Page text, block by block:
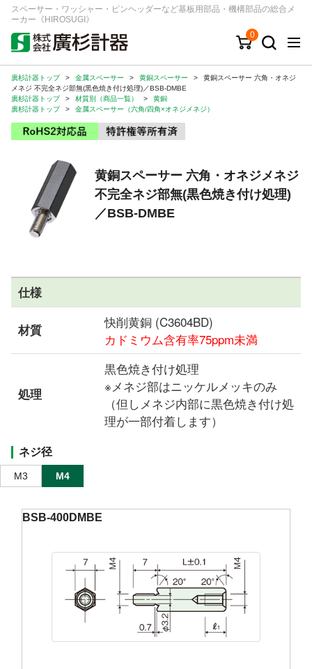
スペーサー・ワッシャー・ピンヘッダーなど基板用部品・機構部品の総合メ
ーカー《HIROSUGI》
0
キーワード 品番/シリーズ
商品カテゴリから探す
ジャンルから探す
シリーズから探す
ログイン
注文・見積りについて
お問い合わせ窓口
会社情報
廣杉計器トップ > 金属スペーサー > 黄銅スペーサー >
黄銅スペーサー 六角・オネジ
メネジ 不完全ネジ部無(黒色焼き付け処理)／BSB-DMBE
廣杉計器トップ
> 材質別（商品一覧） >
黄銅
廣杉計器トップ
> 金属スペーサー（六角/四角×オネジメネジ）
黄銅スペーサー 六角・オネジメネジ
不完全ネジ部無(黒色焼き付け処理)
／BSB-DMBE
仕様
材質
快削黄銅 (C3604BD)
カドミウム含有率75ppm未満
処理
黒色焼き付け処理
※メネジ部はニッケルメッキのみ
（但しメネジ内部に黒色焼き付け処
理が一部付着します）
ネジ径
M3 M4
BSB-400DMBE